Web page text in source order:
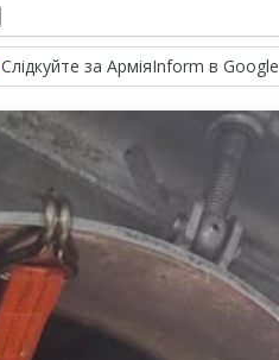
Слідкуйте за АрміяInform в Google